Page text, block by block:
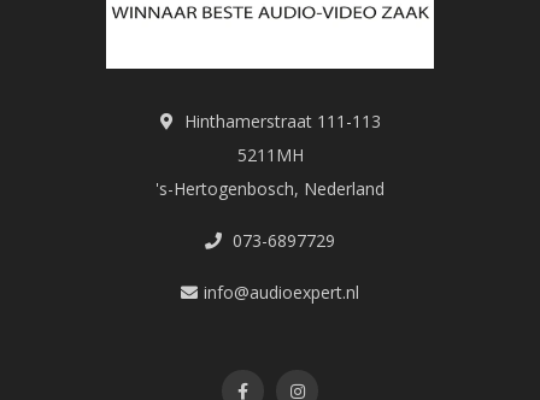
Hinthamerstraat 111-113
5211MH
's-Hertogenbosch, Nederland
073-6897729
info@audioexpert.nl